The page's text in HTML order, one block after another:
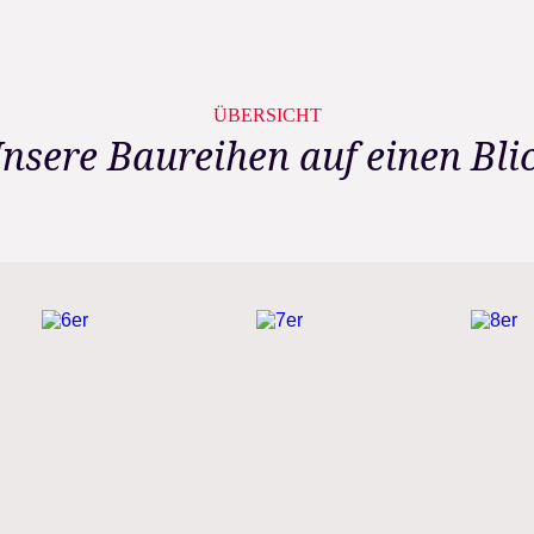
ÜBERSICHT
Baureihen auf einen